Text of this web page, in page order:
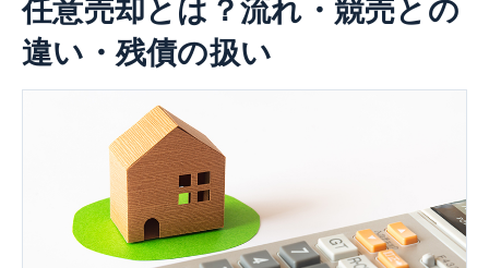
遺産相続
債務整理
刑事事件
労働問題
企業法務
任意売却とは？流れ・競売との
違い・残債の扱い